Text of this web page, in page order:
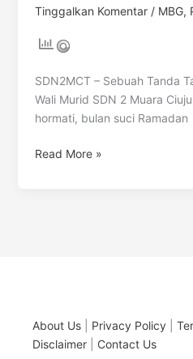
Tinggalkan Komentar / MBG,
SDN2MCT – Sebuah Tanda
Wali Murid SDN 2 Muara
hormati, bulan suci Ramadan
Read More »
About Us Privacy Policy
Disclaimer
Contact Us